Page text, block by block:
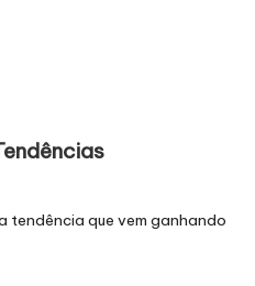
tendência que vem ganhando